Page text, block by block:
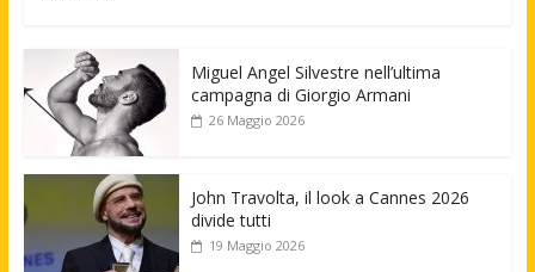
Miguel Angel Silvestre nell’ultima
campagna di Giorgio Armani
26 Maggio 2026
John Travolta, il look a Cannes 2026
divide tutti
19 Maggio 2026